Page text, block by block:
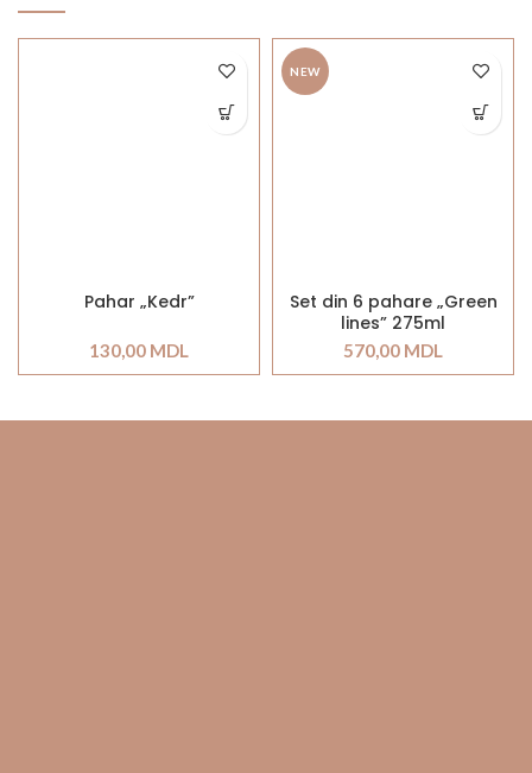
Pahar „Kedr”
130,00 MDL
NEW
Set din 6 pahare „Green
lines” 275ml
570,00 MDL